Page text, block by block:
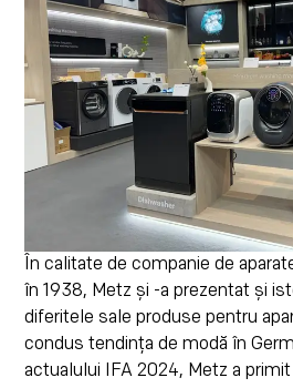
În calitate de companie de
în 1938, Metz și -a prezentat și
diferitele sale produse pentru
condus tendința de modă în
actualului IFA 2024, Metz a